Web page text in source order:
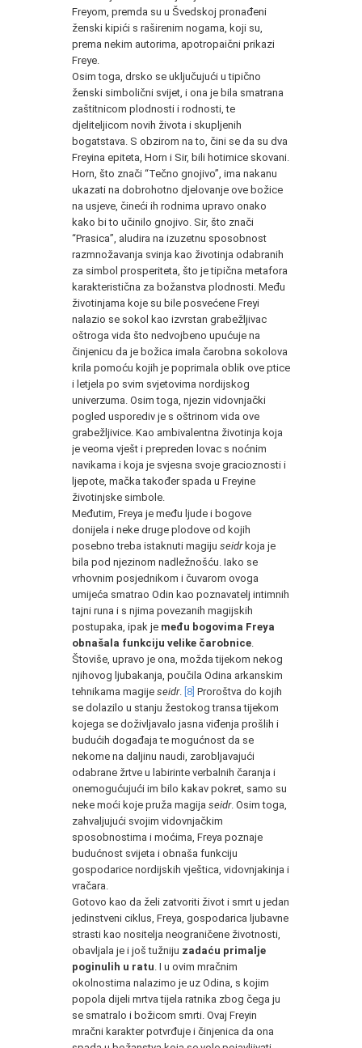
Freyom, premda su u Švedskoj pronađeni
ženski kipići s raširenim nogama, koji su,
prema nekim autorima, apotropaični prikazi
Freye.
Osim toga, drsko se uključujući u tipično
ženski simbolični svijet, i ona je bila smatrana
zaštitnicom plodnosti i rodnosti, te
djeliteljicom novih života i skupljenih
bogatstava. S obzirom na to, čini se da su dva
Freyina epiteta, Horn i Sir, bili hotimice skovani.
Horn, što znači “Tečno gnojivo”, ima nakanu
ukazati na dobrohotno djelovanje ove božice
na usjeve, čineći ih rodnima upravo onako
kako bi to učinilo gnojivo. Sir, što znači
“Prasica”, aludira na izuzetnu sposobnost
razmnožavanja svinja kao životinja odabranih
za simbol prosperiteta, što je tipična metafora
karakteristična za božanstva plodnosti. Među
životinjama koje su bile posvećene Freyi
nalazio se sokol kao izvrstan grabežljivac
oštroga vida što nedvojbeno upućuje na
činjenicu da je božica imala čarobna sokolova
krila pomoću kojih je poprimala oblik ove ptice
i letjela po svim svjetovima nordijskog
univerzuma. Osim toga, njezin vidovnjački
pogled usporediv je s oštrinom vida ove
grabežljivice. Kao ambivalentna životinja koja
je veoma vješt i prepreden lovac s noćnim
navikama i koja je svjesna svoje gracioznosti i
ljepote, mačka također spada u Freyine
životinjske simbole.
Međutim, Freya je među ljude i bogove
donijela i neke druge plodove od kojih
posebno treba istaknuti magiju seidrkoja je
bila pod njezinom nadležnošću. Iako se
vrhovnim posjednikom i čuvarom ovoga
umijeća smatrao Odin kao poznavatelj intimnih
tajni runa i s njima povezanih magijskih
postupaka, ipak je među bogovima Freya
obnašala funkciju velike čarobnice.
Štoviše, upravo je ona, možda tijekom nekog
njihovog ljubakanja, poučila Odina arkanskim
tehnikama magije seidr. [8] Proroštva do kojih
se dolazilo u stanju žestokog transa tijekom
kojega se doživljavalo jasna viđenja prošlih i
budućih događaja te mogućnost da se
nekome na daljinu naudi, zarobljavajući
odabrane žrtve u labirinte verbalnih čaranja i
onemogućujući im bilo kakav pokret, samo su
neke moći koje pruža magija seidr. Osim toga,
zahvaljujući svojim vidovnjačkim
sposobnostima i moćima, Freya poznaje
budućnost svijeta i obnaša funkciju
gospodarice nordijskih vještica, vidovnjakinja i
vračara.
Gotovo kao da želi zatvoriti život i smrt u jedan
jedinstveni ciklus, Freya, gospodarica ljubavne
strasti kao nositelja neograničene životnosti,
obavljala je i još tužniju zadaću primalje
poginulih u ratu. I u ovim mračnim
okolnostima nalazimo je uz Odina, s kojim
popola dijeli mrtva tijela ratnika zbog čega ju
se smatralo i božicom smrti. Ovaj Freyin
mračni karakter potvrđuje i činjenica da ona